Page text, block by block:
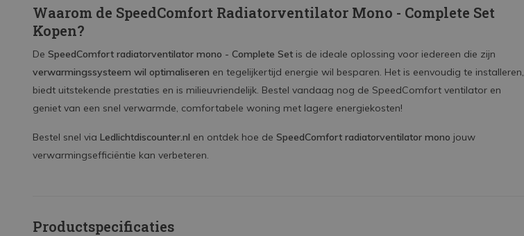
Waarom de SpeedComfort Radiatorventilator Mono - Complete Set
Kopen?
De SpeedComfort radiatorventilator mono - Complete Set is de ideale oplossing voor iedereen die zijn
verwarmingssysteem wil optimaliseren en tegelijkertijd energie wil besparen. Het is eenvoudig te installeren,
biedt uitstekende prestaties en is milieuvriendelijk. Bestel vandaag nog de SpeedComfort ventilator en
geniet van een snel verwarmde, comfortabele woning met lagere energiekosten!
Bestel snel via Ledlichtdiscounter.nl en ontdek hoe de SpeedComfort radiatorventilator mono jouw
verwarmingsefficiëntie kan verbeteren.
Productspecificaties